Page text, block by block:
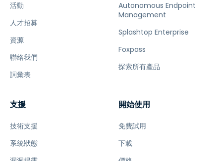
活動
人才招募
資源
聯絡我們
詞彙表
Autonomous Endpoint
Management
Splashtop Enterprise
Foxpass
探索所有產品
支援
技術支援
系統狀態
開始使用
免費試用
下載